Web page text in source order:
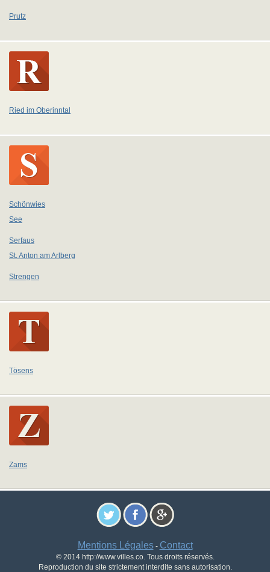
Prutz
Ried im Oberinntal
Schönwies
See
Serfaus
St. Anton am Arlberg
Strengen
Tösens
Zams
Mentions Légales- Contact
© 2014 http://www.villes.co. Tous droits réservés.
Reproduction du site strictement interdite sans autorisation.